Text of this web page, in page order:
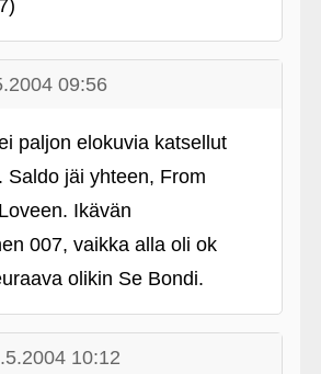
09:56
paljon elokuvia katsellut
Saldo jäi yhteen, From
Ikävän
007, vaikka alla oli ok
olikin Se Bondi.
10:12